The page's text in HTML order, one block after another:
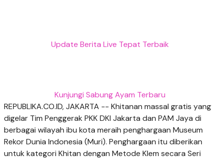
Update Berita Live Tepat Terbaik
Kunjungi Sabung Ayam Terbaru
REPUBLIKA.CO.ID, JAKARTA -- Khitanan massal gratis yang
digelar Tim Penggerak PKK DKI Jakarta dan PAM Jaya di
berbagai wilayah ibu kota meraih penghargaan Museum
Rekor Dunia Indonesia (Muri). Penghargaan itu diberikan
untuk kategori Khitan dengan Metode Klem secara Seri